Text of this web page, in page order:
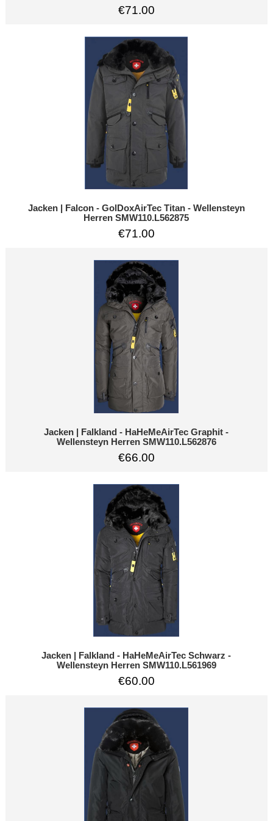
€71.00
Jacken | Falcon - GolDoxAirTec Titan - Wellensteyn
Herren SMW110.L562875
€71.00
Jacken | Falkland - HaHeMeAirTec Graphit -
Wellensteyn Herren SMW110.L562876
€66.00
Jacken | Falkland - HaHeMeAirTec Schwarz -
Wellensteyn Herren SMW110.L561969
€60.00